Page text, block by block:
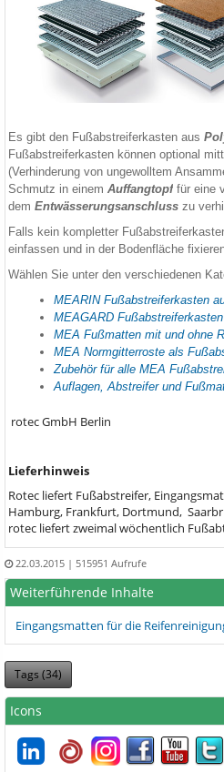
Es gibt den Fußabstreiferkasten aus
Fußabstreiferkasten können optional
(Verhinderung von ungewolltem
Schmutz in einem Auffangtopf für eine
dem Entwässerungsanschluss zu
Falls kein kompletter
einfassen und in der Bodenfläche
Wählen Sie unter den verschiedenen
MEARIN Fußabstreiferkasten
MEAGARD
MEA Fußmatten mit und ohne
MEA Normgitterroste als
Zubehör für alle MEA
Auflagen, Abstreifer und
rotec GmbH Berlin
Lieferhinweis
Rotec liefert Fußabstreifer,
Hamburg, Frankfurt, Dortmund,
rotec liefert zweimal wöchentlich
22.03.2015 | 515951 Aufrufe
Weiterführende Inhalte
Eingangsmatten für die
Tags (34)
Icons